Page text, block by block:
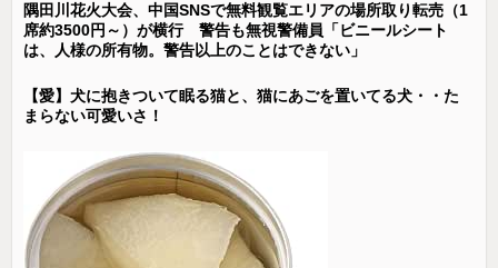
隅田川花火大会、中国SNSで無料観覧エリアの場所取り転売（1
席約3500円～）が横行 警告も無視警備員「ビニールシート
は、人様の所有物。警告以上のことはできない」
【愛】犬に抱きついて眠る猫と、猫にあごを置いてる犬・・た
まらない可愛いさ！